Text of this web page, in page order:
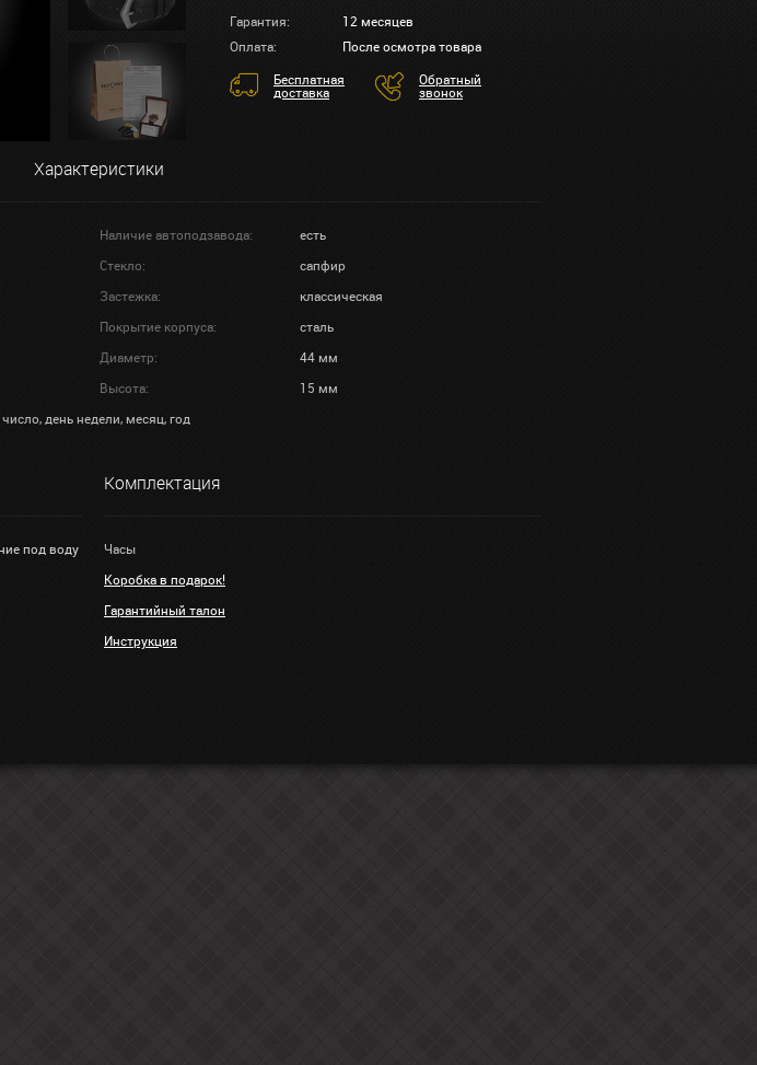
Гарантия:
12 месяцев
Оплата:
После осмотра товара
Бесплатная
доставка
Обратный
звонок
Характеристики
Наличие автоподзавода:
есть
Стекло:
сапфир
Застежка:
классическая
Покрытие корпуса:
сталь
Диаметр:
44 мм
Высота:
15 мм
день недели, месяц, год
под воду
Комплектация
Часы
Коробка в подарок!
Гарантийный талон
Инструкция